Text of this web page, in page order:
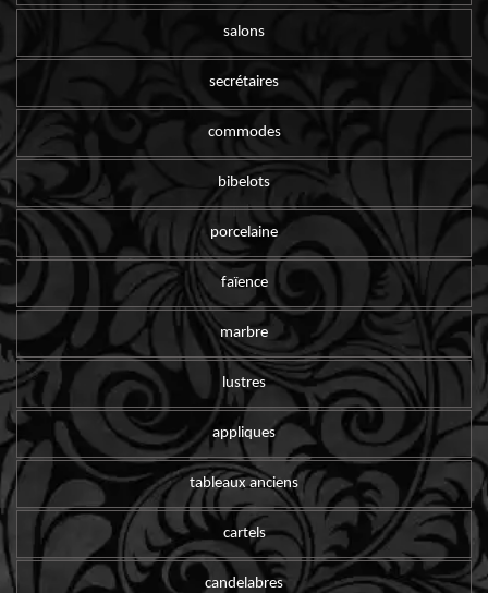
salons
secrétaires
commodes
bibelots
porcelaine
faïence
marbre
lustres
appliques
tableaux anciens
cartels
candelabres